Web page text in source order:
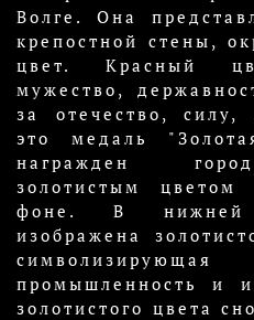
Волге. Она
крепостной стены,
цвет. Красный
мужество,
за отечество, силу,
это медаль
награжден
золотистым
фоне. В нижней
изображена
промышленность и
золотистого цвета